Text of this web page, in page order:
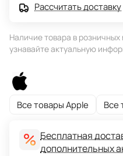
Рассчитать доставку
Наличие товара в
узнавайте актуальную
Все товары Apple Все
Бесплатная
дополнительных